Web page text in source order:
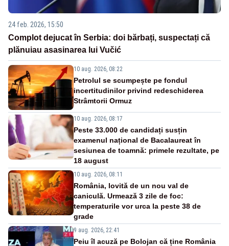
24 feb. 2026, 15:50
Complot dejucat în Serbia: doi bărbați, suspectați că
plănuiau asasinarea lui Vučić
10 aug. 2026, 08:22
Petrolul se scumpește pe fondul
incertitudinilor privind redeschiderea
Strâmtorii Ormuz
10 aug. 2026, 08:17
Peste 33.000 de candidați susțin
examenul național de Bacalaureat în
sesiunea de toamnă: primele rezultate, pe
18 august
10 aug. 2026, 08:11
România, lovită de un nou val de
caniculă. Urmează 3 zile de foc:
temperaturile vor urca la peste 38 de
grade
9 aug. 2026, 22:41
Peiu îl acuză pe Bolojan că ține România